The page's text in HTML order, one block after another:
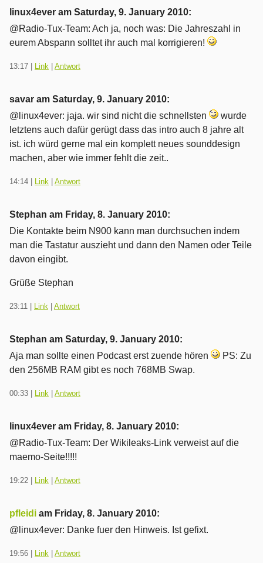
linux4ever am Saturday, 9. January 2010:
@Radio-Tux-Team: Ach ja, noch was: Die Jahreszahl in
eurem Abspann solltet ihr auch mal korrigieren!
13:17 Link Antwort
savar am Saturday, 9. January 2010:
@linux4ever: jaja. wir sind nicht die schnellsten
wurde
letztens auch dafür gerügt dass das intro auch 8 jahre alt
ist. ich würd gerne mal ein komplett neues sounddesign
machen, aber wie immer fehlt die zeit..
14:14 Link Antwort
Stephan am Friday, 8. January 2010:
Die Kontakte beim N900 kann man durchsuchen indem
man die Tastatur auszieht und dann den Namen oder Teile
davon eingibt.
Grüße Stephan
23:11 Link Antwort
Stephan am Saturday, 9. January 2010:
Aja man sollte einen Podcast erst zuende hören
PS: Zu
den 256MB RAM gibt es noch 768MB Swap.
00:33 Link Antwort
linux4ever am Friday, 8. January 2010:
@Radio-Tux-Team: Der Wikileaks-Link verweist auf die
maemo-Seite!!!!!
19:22 Link Antwort
pfleidi am Friday, 8. January 2010:
@linux4ever: Danke fuer den Hinweis. Ist gefixt.
19:56 Link Antwort